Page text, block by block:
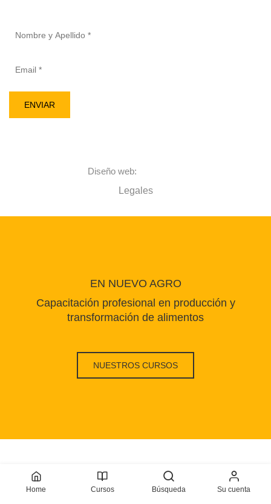
Diseño web:
Legales
EN NUEVO AGRO
Capacitación profesional en producción y
transformación de alimentos
NUESTROS CURSOS
Home Cursos Búsqueda Su cuenta